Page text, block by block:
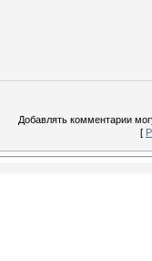
Добавлять комментарии
[